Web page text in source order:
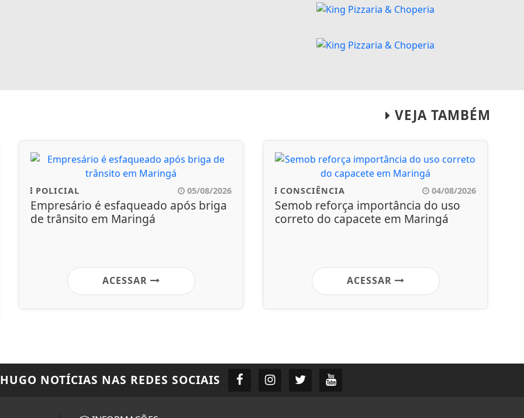
VEJA TAMBÉM
POLICIAL 05/08/2026
Empresário é esfaqueado após briga
de trânsito em Maringá
ACESSAR
CONSCIÊNCIA 04/08/2026
Semob reforça importância do uso
correto do capacete em Maringá
ACESSAR
NOTÍCIAS NAS REDES SOCIAIS